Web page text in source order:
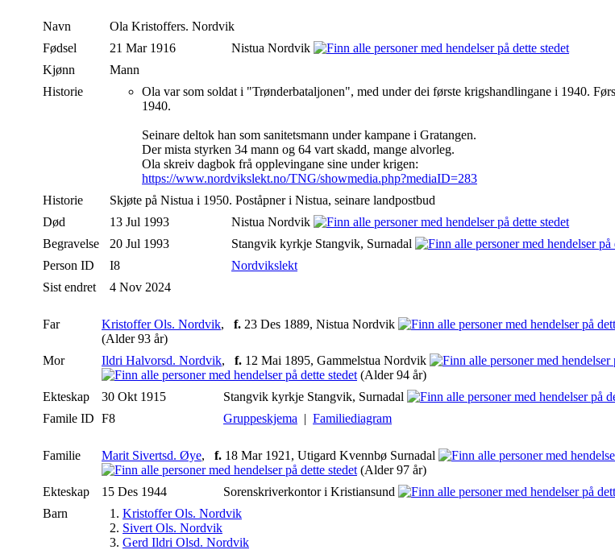
Navn Ola Kristoffers. Nordvik
Fødsel
21 Mar 1916
Nistua Nordvik
Kjønn
Mann
Historie
Ola var som soldat i "Trønderbataljonen", med under dei første krigshandlingane i 1940.
1940.
Seinare deltok han som sanitetsmann under kampane i Gratangen.
Der mista styrken 34 mann og 64 vart skadd, mange alvorleg.
Ola skreiv dagbok frå opplevingane sine under krigen:
https://www.nordvikslekt.no/TNG/showmedia.php?mediaID=283
Historie
Skjøte på Nistua i 1950. Poståpner i Nistua, seinare landpostbud
Død
13 Jul 1993
Nistua Nordvik
Begravelse
20 Jul 1993 Stangvik kyrkje Stangvik, Surnadal
Person ID
I8
Nordvikslekt
Sist endret
4 Nov 2024
Far Kristoffer Ols. Nordvik, f. 23 Des 1889, Nistua Nordvik
(Alder 93 år)
Mor
Ildri Halvorsd. Nordvik, f. 12 Mai 1895, Gammelstua Nordvik
(Alder 94 år)
Ekteskap
30 Okt 1915
Stangvik kyrkje Stangvik, Surnadal
Famile ID F8 Gruppeskjema | Familiediagram
Familie Marit Sivertsd. Øye, f. 18 Mar 1921, Utigard Kvennbø Surnadal
(Alder 97 år)
Ekteskap
15 Des 1944
Sorenskriverkontor i Kristiansund
Barn
1. Kristoffer Ols. Nordvik
2. Sivert Ols. Nordvik
3. Gerd Ildri Olsd. Nordvik